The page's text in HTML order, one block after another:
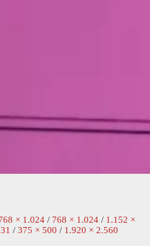
× 1.024 / 768 × 1.024 / 1.152 ×
/ 375 × 500 / 1.920 × 2.560